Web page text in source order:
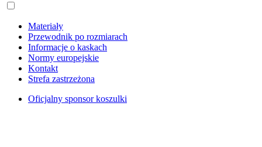
Materiały
Przewodnik po rozmiarach
Informacje o kaskach
Normy europejskie
Kontakt
Strefa zastrzeżona
Oficjalny sponsor koszulki